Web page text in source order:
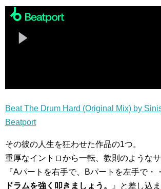
Beat The Drum Hard (Original Mix) by
Beatport
その彼の人生を狂わせた作品の1つ。
重厚なイントロから一転、教則のような
『Aパートを右手で、Bパートを左手で・
ドラムを強く叩きましょう。
』と差し込